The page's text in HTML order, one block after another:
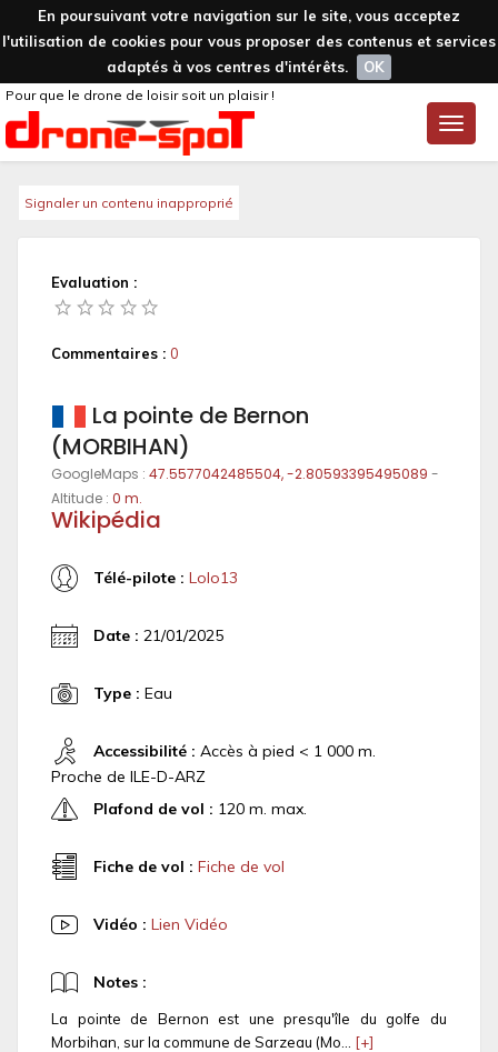
En poursuivant votre navigation sur le site, vous acceptez
l'utilisation de cookies pour vous proposer des contenus et services
adaptés à vos centres d'intérêts.
OK
Toggle
Pour que le drone de loisir soit un plaisir !
Signaler un contenu inapproprié
Evaluation :
Commentaires : 0
La pointe de Bernon
(MORBIHAN)
GoogleMaps : 47.5577042485504, -2.80593395495089 -
Altitude : 0 m.
Wikipédia
Télé-pilote : Lolo13
Date : 21/01/2025
Type : Eau
Accessibilité : Accès à pied < 1 000 m.
Proche de ILE-D-ARZ
Plafond de vol : 120 m. max.
Fiche de vol : Fiche de vol
Vidéo : Lien Vidéo
Notes :
La pointe de Bernon est une presqu'île du golfe du
Morbihan, sur la commune de Sarzeau (Mo... [+]